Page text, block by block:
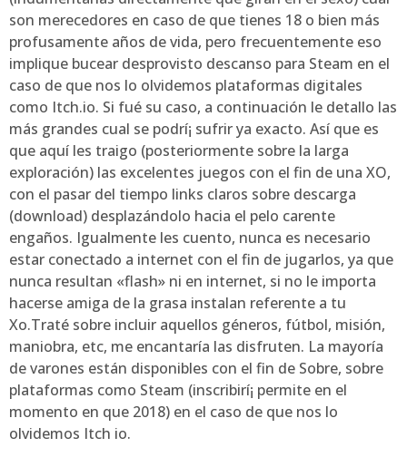
son merecedores en caso de que tienes 18 o bien más
profusamente años de vida, pero frecuentemente eso
implique bucear desprovisto descanso para Steam en el
caso de que nos lo olvidemos plataformas digitales
como Itch.io. Si fué su caso, a continuación le detallo las
más grandes cual se podrí¡ sufrir ya exacto. Así que es
que aquí les traigo (posteriormente sobre la larga
exploración) las excelentes juegos con el fin de una XO,
con el pasar del tiempo links claros sobre descarga
(download) desplazándolo hacia el pelo carente
engaños. Igualmente les cuento, nunca es necesario
estar conectado a internet con el fin de jugarlos, ya que
nunca resultan «flash» ni en internet, si no le importa
hacerse amiga de la grasa instalan referente a tu
Xo.Traté sobre incluir aquellos géneros, fútbol, misión,
maniobra, etc, me encantaría las disfruten. La mayoría
de varones están disponibles con el fin de Sobre, sobre
plataformas como Steam (inscribirí¡ permite en el
momento en que 2018) en el caso de que nos lo
olvidemos Itch io.